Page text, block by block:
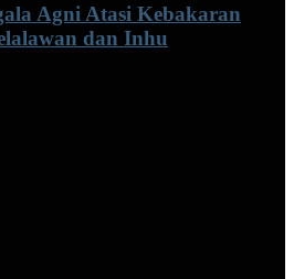
Agni Atasi Kebakaran
dan Inhu